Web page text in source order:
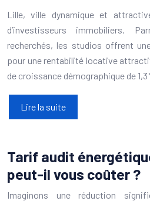
Lille, ville dynamique et
d’investisseurs immobiliers.
recherchés, les studios offrent
pour une rentabilité locative
de croissance démographique de
Lire la suite
Tarif audit
peut-il vous coûter ?
Imaginons une réduction